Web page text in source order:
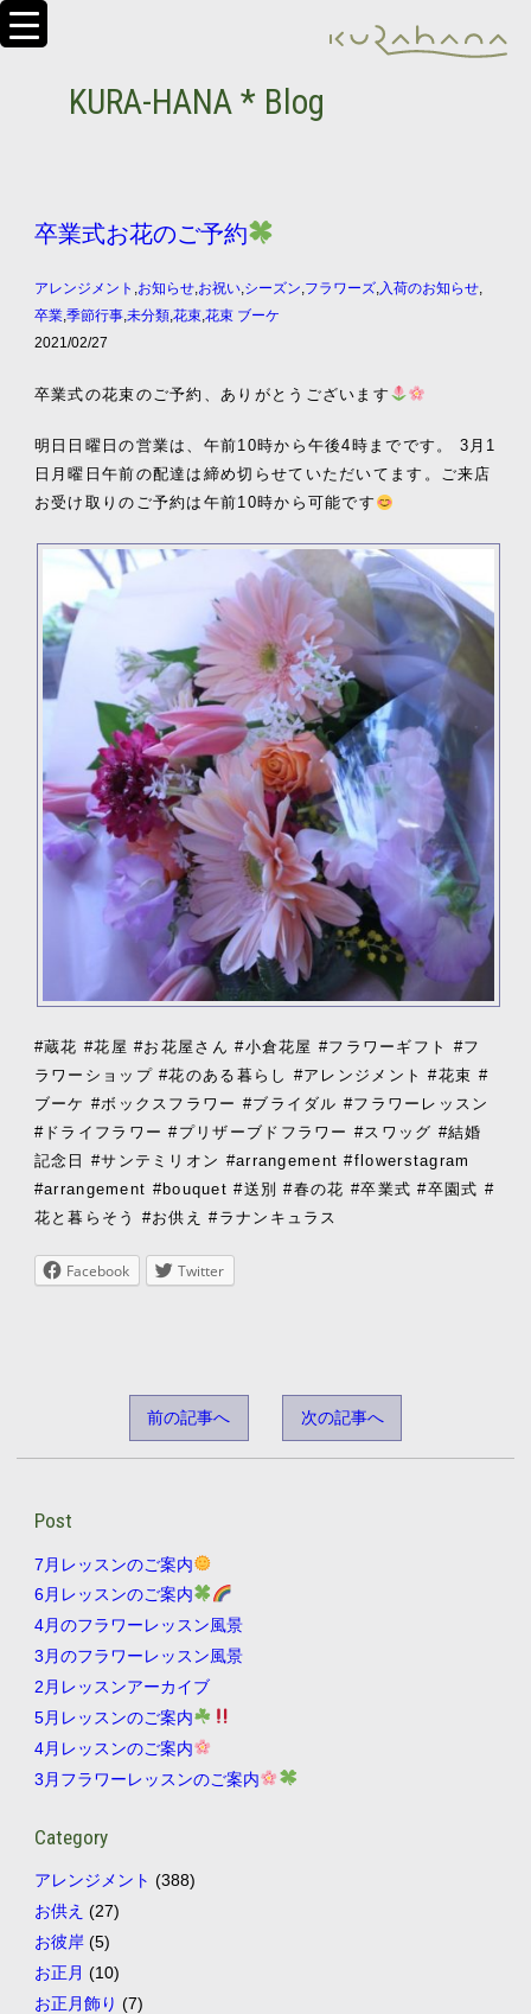
KURA-HANA * Blog
卒業式お花のご予約
アレンジメント ,お知らせ,お祝い,シーズン,フラワーズ,入荷のお知らせ,
卒業,季節行事,未分類,花束,花束 ブーケ
2021/02/27
卒業式の花束のご予約、ありがとうございます
明日日曜日の営業は、午前10時から午後4時までです。 3月1
日月曜日午前の配達は締め切らせていただいてます。ご来店
お受け取りのご予約は午前10時から可能です
#蔵花 #花屋 #お花屋さん #小倉花屋 #フラワーギフト #フ
ラワーショップ #花のある暮らし #アレンジメント #花束 #
ブーケ #ボックスフラワー #ブライダル #フラワーレッスン
#ドライフラワー #プリザーブドフラワー #スワッグ #結婚
記念日 #サンテミリオン #arrangement #flowerstagram
#arrangement #bouquet #送別 #春の花 #卒業式 #卒園式 #
花と暮らそう #お供え #ラナンキュラス
Facebook Twitter
前の記事へ 次の記事へ
Post
7月レッスンのご案内
6月レッスンのご案内
4月のフラワーレッスン風景
3月のフラワーレッスン風景
2月レッスンアーカイブ
5月レッスンのご案内
4月レッスンのご案内
3月フラワーレッスンのご案内
Category
アレンジメント (388)
お供え (27)
お彼岸(5)
お正月 (10)
お正月飾り (7)